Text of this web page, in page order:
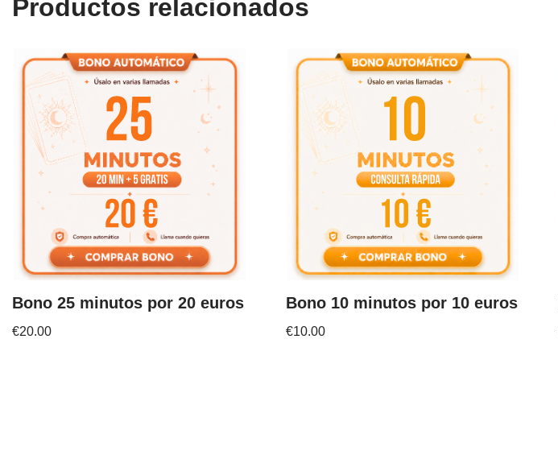
Productos relacionados
Bono 25 minutos por 20 euros
€20.00
Bono 10 minutos por 10 euros
€10.00